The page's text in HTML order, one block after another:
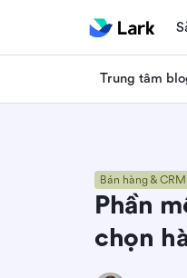
Trung tâm
Bán hàng & CRM
Phần
chọn